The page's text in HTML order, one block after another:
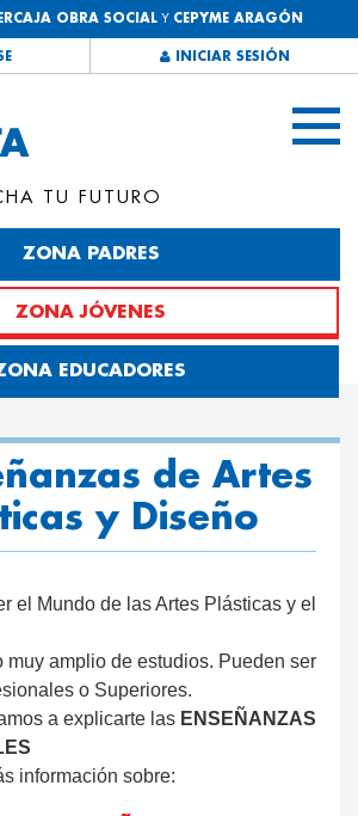
OBRA SOCIAL Y CEPYME ARAGÓN
INICIAR SESIÓN
TU FUTURO
ZONA PADRES
ZONA JÓVENES
EDUCADORES
de Artes
y Diseño
el Mundo de las Artes Plásticas y el
muy amplio de estudios. Pueden ser
o Superiores.
a explicarte las ENSEÑANZAS
información sobre: